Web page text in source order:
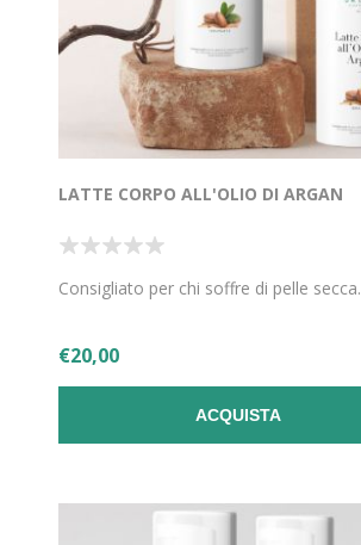
LATTE CORPO ALL'OLIO DI ARGAN
Consigliato per chi soffre di pelle secca.
€20,00
ACQUISTA